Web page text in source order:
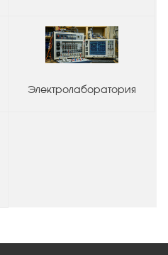
Электролаборатория